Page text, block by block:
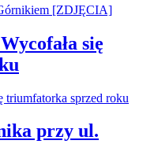
się
przy ul.